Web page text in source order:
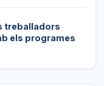
treballadors
els programes